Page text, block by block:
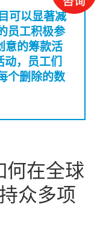
可以显著减
员工积极参
意的筹款活
动，员工们
个删除的数
何在全球
众多项